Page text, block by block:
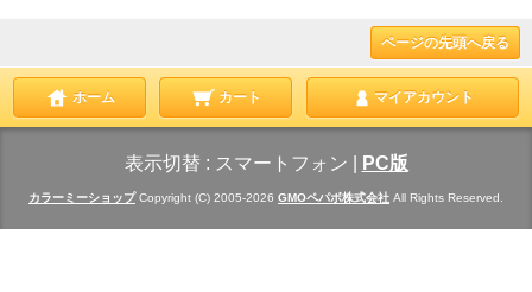
ページの先頭へ戻る
ホーム カート マイアカウント
表示切替 : スマートフォン PC版
カラーミーショップCopyright (C) 2005-2026 GMOペパボ株式会社 All Rights Reserved.